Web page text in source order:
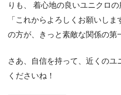
りも、 着心地の良いユニクロ
「これからよろしくお願いし
の方が、きっと素敵な関係の第
さあ、自信を持って、近くのユ
くださいね！